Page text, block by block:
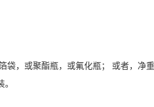
袋，或聚酯瓶，或氟化瓶； 或者，净